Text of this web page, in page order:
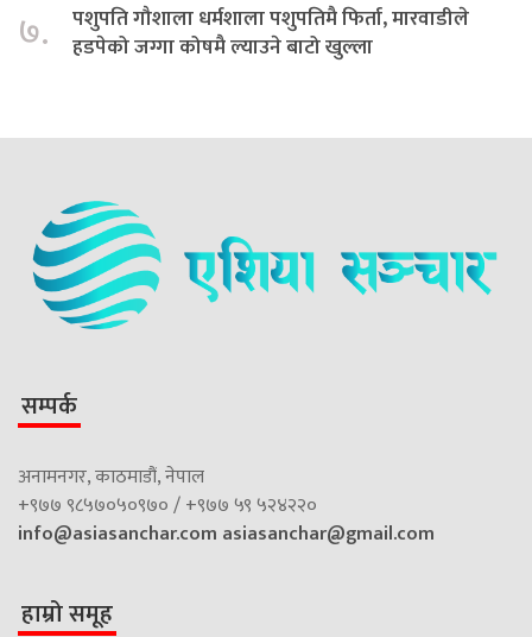
७.
पशुपति गौशाला धर्मशाला पशुपतिमै फिर्ता, मारवाडीले
हडपेको जग्गा कोषमै ल्याउने बाटो खुल्ला
सम्पर्क
अनामनगर, काठमाडौं, नेपाल
+९७७ ९८५७०५०९७० / +९७७ ५९ ५२४२२०
info@asiasanchar.com asiasanchar@gmail.com
हाम्रो समूह